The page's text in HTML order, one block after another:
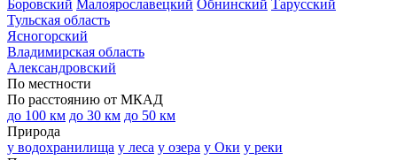
Боровский Малоярославецкий Обнинский Тарусский
Тульская область
Ясногорский
Владимирская область
Александровский
По местности
По расстоянию от МКАД
до 100 км до 30 км до 50 км
Природа
у водохранилища у леса у озера у Оки у реки